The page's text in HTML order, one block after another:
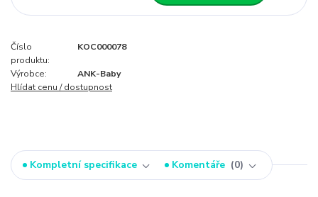
Číslo
produktu:
KOC000078
Výrobce:
ANK-Baby
Hlídat cenu / dostupnost
Kompletní specifikace Komentáře 0